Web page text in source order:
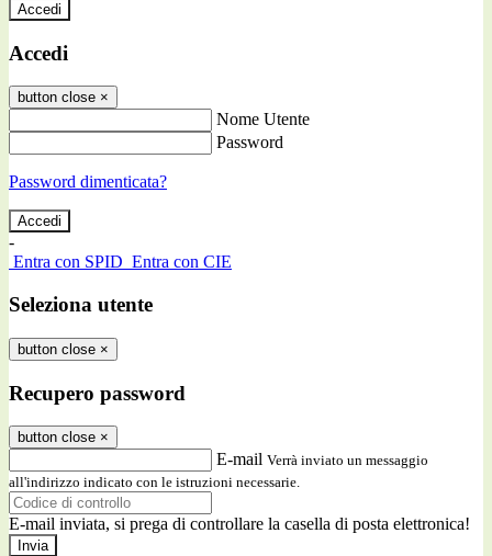
Accedi
Accedi
button close ×
Nome Utente
Password
Password dimenticata?
-
Entra con SPID Entra con CIE
Seleziona utente
button close ×
Recupero password
button close ×
E-mail Verrà inviato un messaggio
all'indirizzo indicato con le istruzioni necessarie.
E-mail inviata, si prega di controllare la casella di posta elettronica!